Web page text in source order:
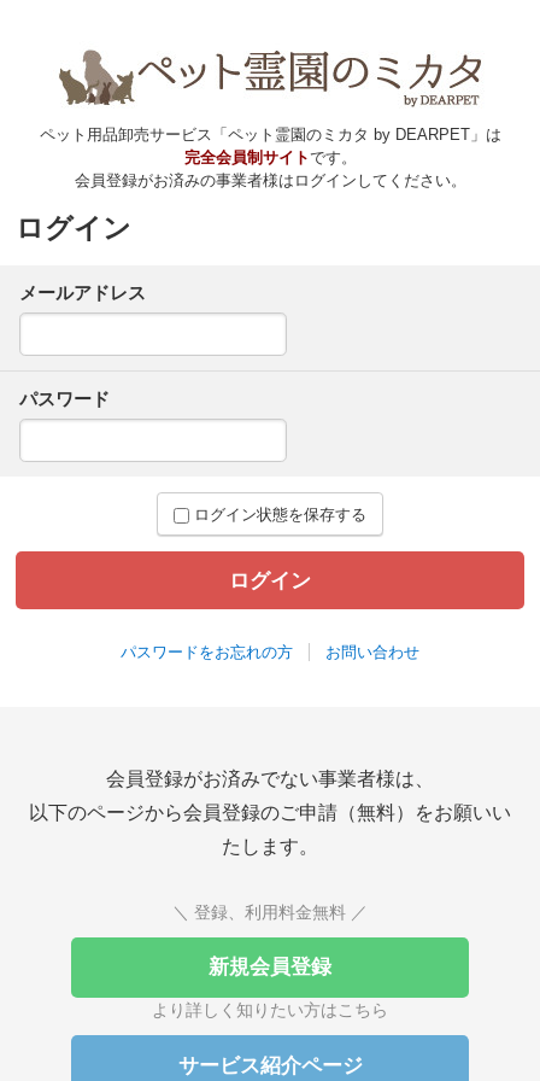
ペット用品卸売サービス「ペット霊園のミカタ by DEARPET」は
完全会員制サイトです。
会員登録がお済みの事業者様はログインしてください。
ログイン
メールアドレス
パスワード
ログイン状態を保存する
パスワードをお忘れの方 お問い合わせ
会員登録がお済みでない事業者様は、
以下のページから会員登録のご申請（無料）をお願いい
たします。
＼ 登録、利用料金無料 ／
新規会員登録
より詳しく知りたい方はこちら
サービス紹介ページ